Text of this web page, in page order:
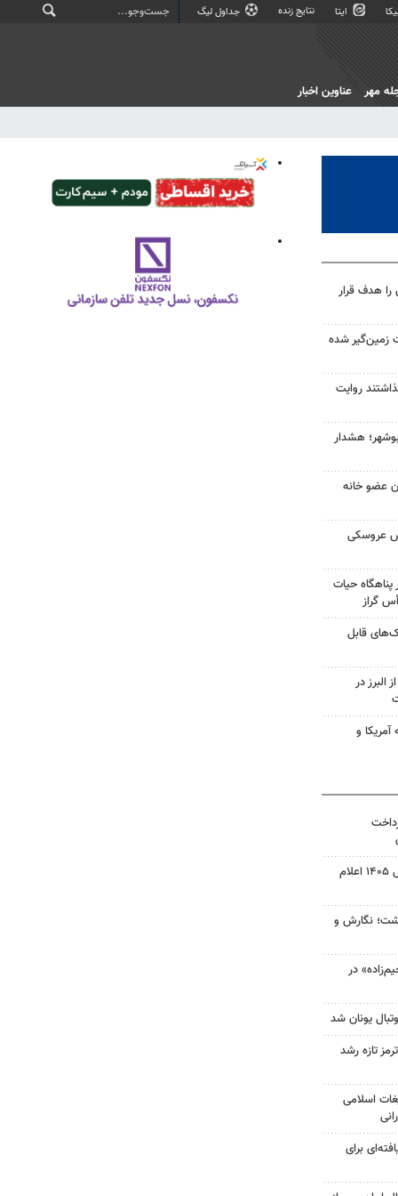
ایتا نتایج زنده جداول لیگ
مهر عناوین اخبار
هدف قرار
زمین‌گیر شده
روایت
هشدار
عضو خانه
عروسکی
حیات
قابل
البرز در
و
نتیجه آزمون ورودی سمپاد سال ۱۴۰۵ اعلام
نگارش و
در
یونان شد
تازه رشد
اسلامی
برای